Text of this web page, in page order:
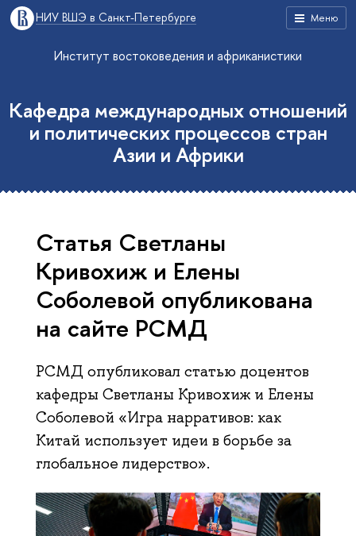
Меню
НИУ ВШЭ в Санкт-Петербурге
Институт востоковедения и африканистики
Кафедра международных отношений
и политических процессов стран
Азии и Африки
Статья Светланы
Кривохиж и Елены
Соболевой опубликована
на сайте РСМД
РСМД опубликовал статью доцентов
кафедры Светланы Кривохиж и Елены
Соболевой «Игра нарративов: как
Китай использует идеи в борьбе за
глобальное лидерство».